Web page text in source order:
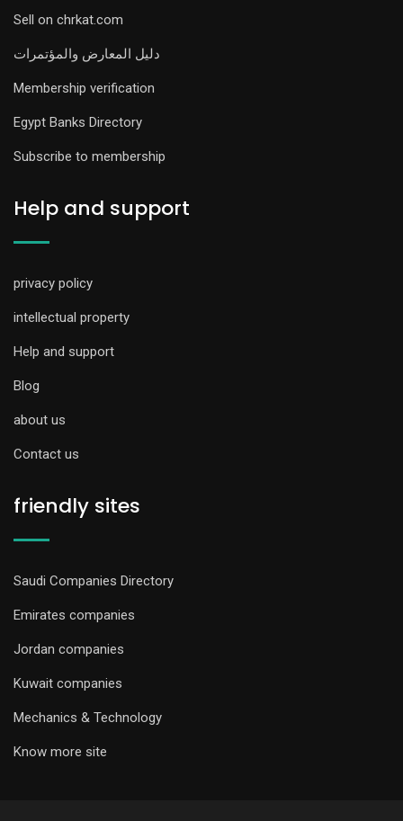
Sell on chrkat.com
دليل المعارض والمؤتمرات
Membership verification
Egypt Banks Directory
Subscribe to membership
Help and support
privacy policy
intellectual property
Help and support
Blog
about us
Contact us
friendly sites
Saudi Companies Directory
Emirates companies
Jordan companies
Kuwait companies
Mechanics & Technology
Know more site